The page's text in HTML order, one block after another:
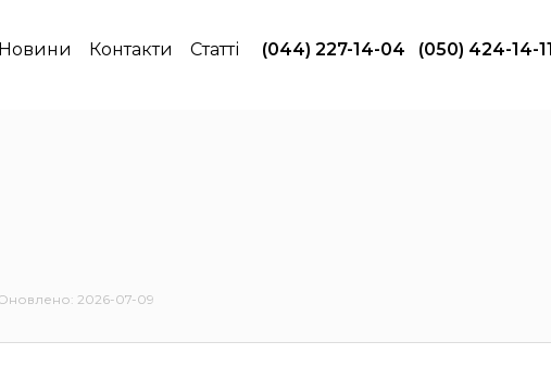
Новини Контакти Статті (044) 227-14-04 (050) 424-14-11
2026-07-09